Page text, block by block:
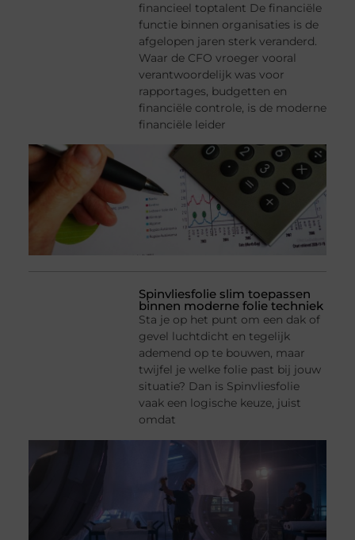
financieel toptalent De financiële
functie binnen organisaties is de
afgelopen jaren sterk veranderd.
Waar de CFO vroeger vooral
verantwoordelijk was voor
rapportages, budgetten en
financiële controle, is de moderne
financiële leider
Spinvliesfolie slim toepassen
binnen moderne folie techniek
Sta je op het punt om een dak of
gevel luchtdicht en tegelijk
ademend op te bouwen, maar
twijfel je welke folie past bij jouw
situatie? Dan is Spinvliesfolie
vaak een logische keuze, juist
omdat